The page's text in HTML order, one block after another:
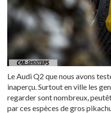
Le Audi Q2 que nous avons
inaperçu. Surtout en ville les
regarder sont nombreux,
par ces espèces de gros